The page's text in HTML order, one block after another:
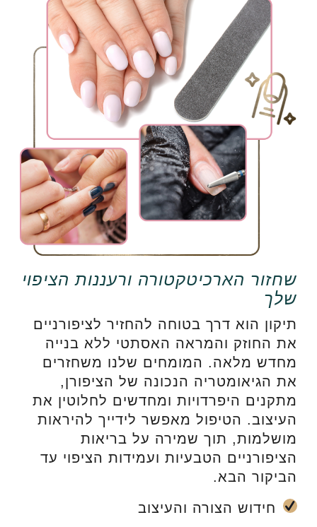
שחזור הארכיטקטורה ורעננות הציפוי
שלך
תיקון הוא דרך בטוחה להחזיר לציפורניים
את החוזק והמראה האסתטי ללא בנייה
מחדש מלאה. המומחים שלנו משחזרים
את הגיאומטריה הנכונה של הציפורן,
מתקנים היפרדויות ומחדשים לחלוטין את
העיצוב. הטיפול מאפשר לידייך להיראות
מושלמות, תוך שמירה על בריאות
הציפורניים הטבעיות ועמידות הציפוי עד
הביקור הבא.
חידוש הצורה והעיצוב